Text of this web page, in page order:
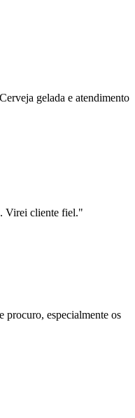
gelada e atendimento
Virei cliente fiel."
procuro, especialmente os